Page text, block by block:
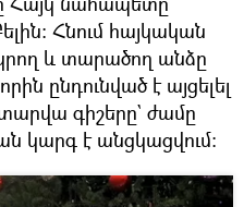
Հնում հայկական
և տարածող անձը
ընդունված է այցելել
գիշերը` ժամը
կարգ է անցկացվում։